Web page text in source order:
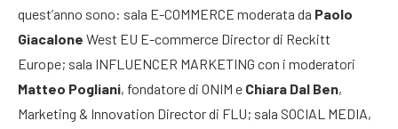
quest’anno sono: sala E-COMMERCE moderata da Paolo
Giacalone West EU E-commerce Director di Reckitt
Europe; sala INFLUENCER MARKETING con i moderatori
Matteo Pogliani, fondatore di ONIM e Chiara Dal Ben,
Marketing & Innovation Director di FLU; sala SOCIAL MEDIA,